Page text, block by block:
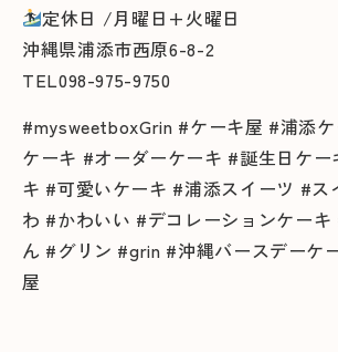
定休日 /月曜日+火曜日
沖縄県浦添市西原6-8-2
TEL098-975-9750
#mysweetboxGrin #ケーキ屋 #浦添
ケーキ #オーダーケーキ #誕生日ケ
キ #可愛いケーキ #浦添スイーツ #ス
わ #かわいい #デコレーションケーキ
ん #グリン #grin #沖縄バースデーケ
屋